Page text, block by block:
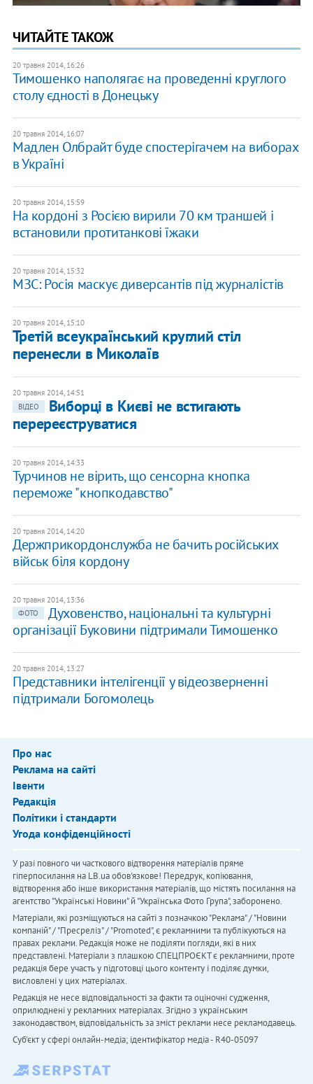
ЧИТАЙТЕ ТАКОЖ
20 травня 2014, 16:26
Тимошенко наполягає на проведенні круглого
столу єдності в Донецьку
20 травня 2014, 16:07
Мадлен Олбрайт буде спостерігачем на виборах
в Україні
20 травня 2014, 15:59
На кордоні з Росією вирили 70 км траншей і
встановили протитанкові їжаки
20 травня 2014, 15:32
МЗС: Росія маскує диверсантів під журналістів
20 травня 2014, 15:10
Третій всеукраїнський круглий стіл
перенесли в Миколаїв
20 травня 2014, 14:51
ВІДЕО
Виборці в Києві не встигають
перереєструватися
20 травня 2014, 14:33
Турчинов не вірить, що сенсорна кнопка
переможе "кнопкодавство"
20 травня 2014, 14:20
Держприкордонслужба не бачить російських
військ біля кордону
20 травня 2014, 13:36
ФОТО
Духовенство, національні та культурні
організації Буковини підтримали Тимошенко
20 травня 2014, 13:27
Представники інтелігенції у відеозверненні
підтримали Богомолець
Про нас
Реклама на сайті
Івенти
Редакція
Політики і стандарти
Угода конфіденційності
У разі повного чи часткового відтворення матеріалів пряме
гіперпосилання на LB.ua обов'язкове! Передрук, копіювання,
відтворення або інше використання матеріалів, що містять посилання на
агентство "Українськi Новини" й "Українська Фото Група", заборонено.
Матеріали, які розміщуються на сайті з позначкою "Реклама" / "Новини
компаній" / "Пресреліз" / "Promoted", є рекламними та публікуються на
правах реклами. Редакція може не поділяти погляди, які в них
представлені. Матеріали з плашкою СПЕЦПРОЄКТ є рекламними, проте
редакція бере участь у підготовці цього контенту і поділяє думки,
висловлені у цих матеріалах.
Редакція не несе відповідальності за факти та оціночні судження,
оприлюднені у рекламних матеріалах. Згідно з українським
законодавством, відповідальність за зміст реклами несе рекламодавець.
Cуб'єкт у сфері онлайн-медіа; ідентифікатор медіа - R40-05097